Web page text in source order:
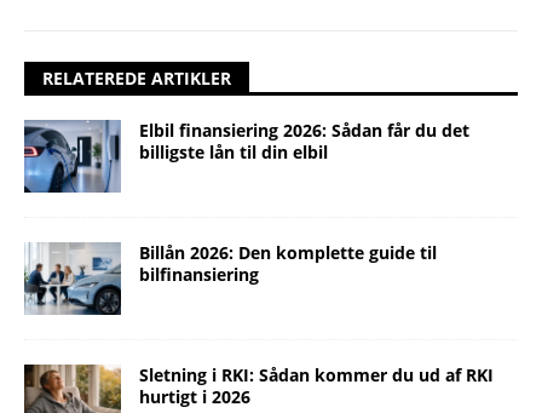
RELATEREDE ARTIKLER
Elbil finansiering 2026: Sådan får du det
billigste lån til din elbil
Billån 2026: Den komplette guide til
bilfinansiering
Sletning i RKI: Sådan kommer du ud af RKI
hurtigt i 2026